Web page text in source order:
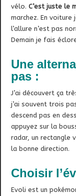
vélo.C’est juste le
marchez. En
l’allure n’est pas
Demain je fais
Une
pas :
J’ai découvert ça
j’ai souvent trois
descend pas en
appuyez sur la
radar, un rectangle
la bonne direction.
Choisir
Evoli est un